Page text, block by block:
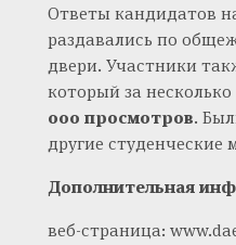
Ответы кандидатов
раздавались по
двери. Участники
который за
000 просмотров.
другие студенческие
Дополнительная
веб-страница: